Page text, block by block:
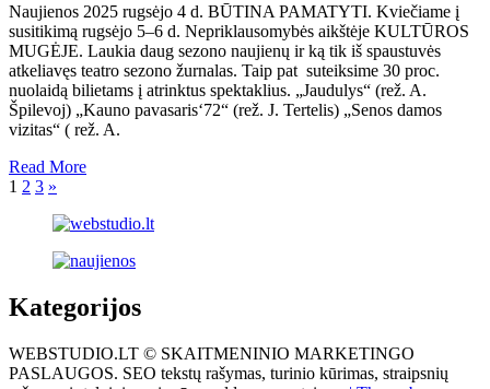
Naujienos 2025 rugsėjo 4 d. BŪTINA PAMATYTI. Kviečiame į
susitikimą rugsėjo 5–6 d. Nepriklausomybės aikštėje KULTŪROS
MUGĖJE. Laukia daug sezono naujienų ir ką tik iš spaustuvės
atkeliavęs teatro sezono žurnalas. Taip pat suteiksime 30 proc.
nuolaidą bilietams į atrinktus spektaklius. „Jaudulys“ (rež. A.
Špilevoj) „Kauno pavasaris‘72“ (rež. J. Tertelis) „Senos damos
vizitas“ ( rež. A.
Read More
1 2 3 »
Kategorijos
WEBSTUDIO.LT © SKAITMENINIO MARKETINGO
PASLAUGOS. SEO tekstų rašymas, turinio kūrimas, straipsnių